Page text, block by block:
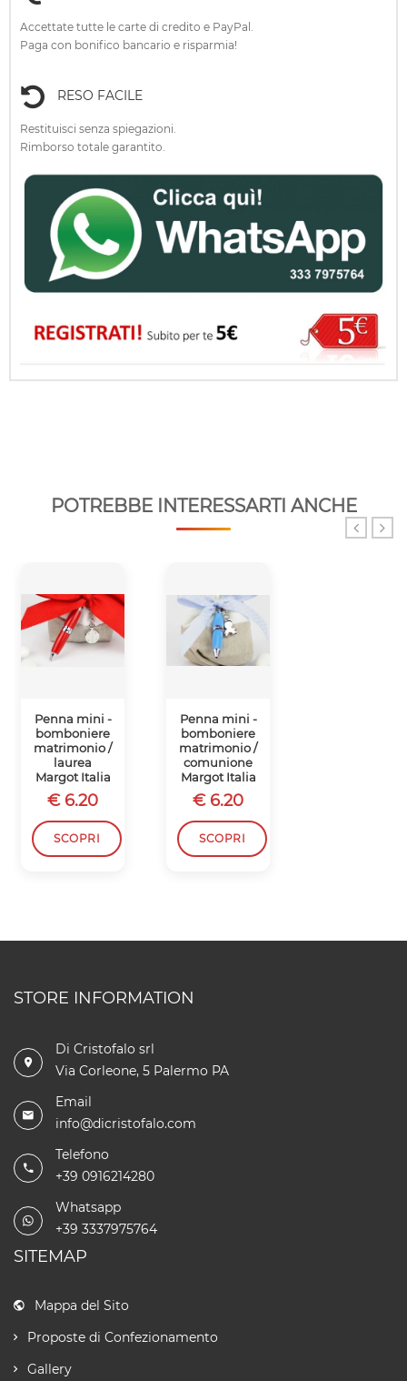
Accettate tutte le carte di credito e PayPal.
Paga con bonifico bancario e risparmia!
RESO FACILE
Restituisci senza spiegazioni.
Rimborso totale garantito.
POTREBBE INTERESSARTI ANCHE
Penna mini -
bomboniere
matrimonio /
laurea
Margot Italia
€ 6.20
SCOPRI
Penna mini -
bomboniere
matrimonio /
comunione
Margot Italia
€ 6.20
SCOPRI
STORE INFORMATION
Di Cristofalo srl
Via Corleone, 5 Palermo PA
Email
info@dicristofalo.com
Telefono
+39 0916214280
Whatsapp
+39 3337975764
SITEMAP
Mappa del Sito
Proposte di Confezionamento
Gallery